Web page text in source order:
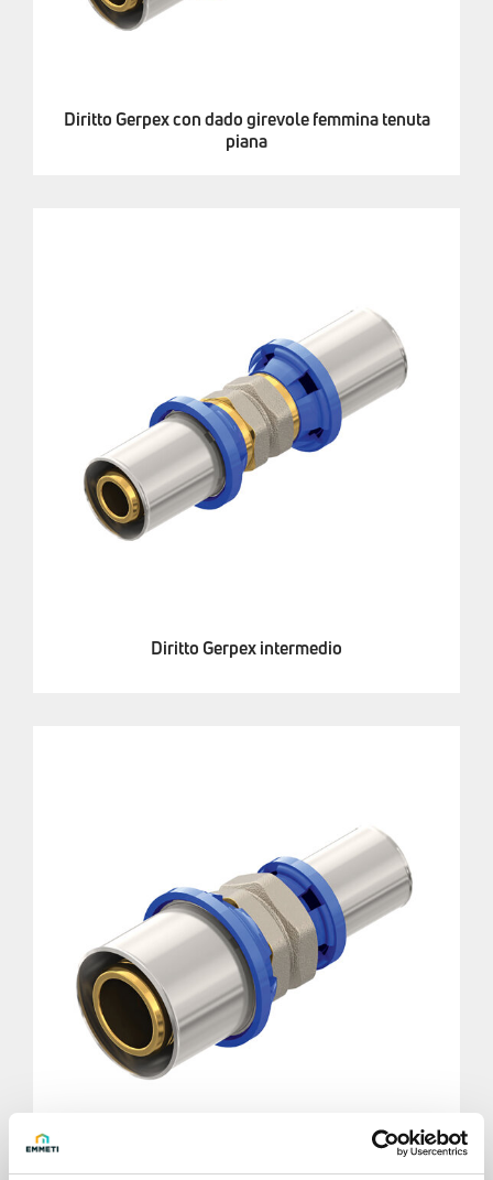
Diritto Gerpex con dado girevole femmina tenuta
piana
Diritto Gerpex intermedio